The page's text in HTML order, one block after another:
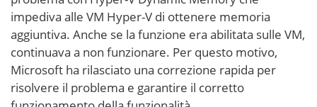
impediva alle VM Hyper-V di ottenere memoria
aggiuntiva. Anche se la funzione era abilitata sulle VM,
continuava a non funzionare. Per questo motivo,
Microsoft ha rilasciato una correzione rapida per
risolvere il problema e garantire il corretto